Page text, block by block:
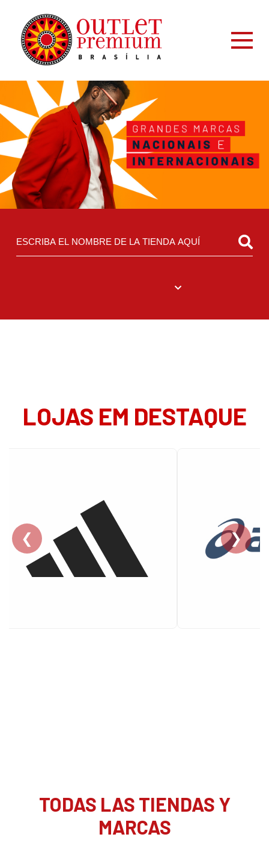
LOJAS EM DESTAQUE
❮ ❯
TODAS LAS TIENDAS Y
MARCAS